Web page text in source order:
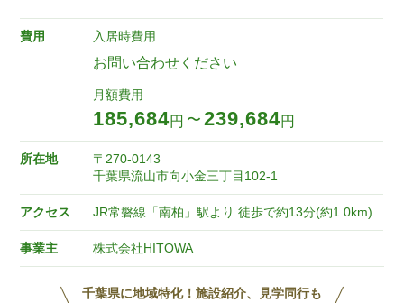
費用 入居時費用
お問い合わせください
月額費用
185,684円 〜 239,684円
所在地
〒270-0143
千葉県流山市向小金三丁目102-1
アクセス JR常磐線「南柏」駅より 徒歩で約13分(約1.0km)
事業主 株式会社HITOWA
千葉県に地域特化！施設紹介、見学同行も